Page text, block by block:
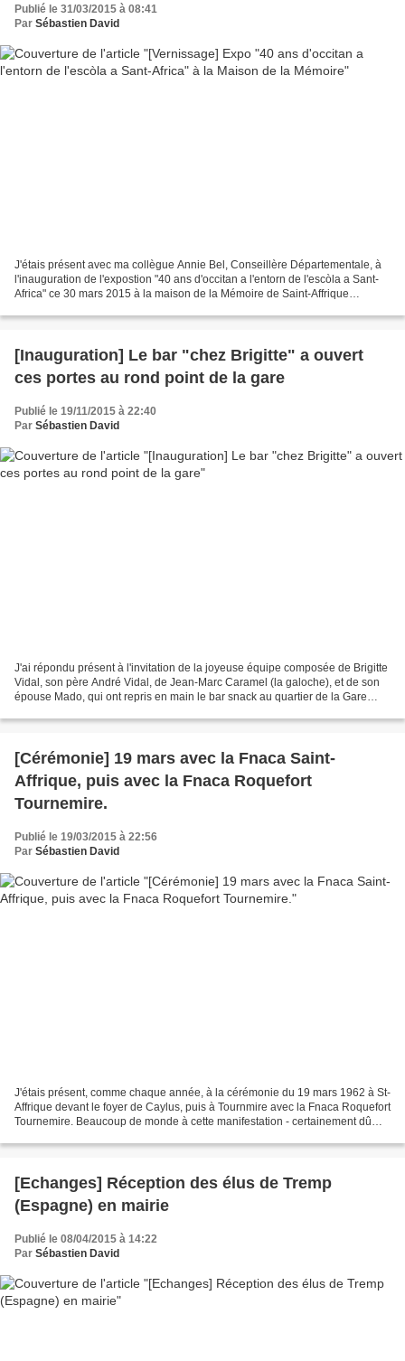
Publié le 31/03/2015 à 08:41
Par Sébastien David
J'étais présent avec ma collègue Annie Bel, Conseillère Départementale, à
l'inauguration de l'expostion "40 ans d'occitan a l'entorn de l'escòla a Sant-
Africa" ce 30 mars 2015 à la maison de la Mémoire de Saint-Affrique
[Inauguration] Le bar "chez Brigitte" a ouvert
ces portes au rond point de la gare
Publié le 19/11/2015 à 22:40
Par Sébastien David
J'ai répondu présent à l'invitation de la joyeuse équipe composée de Brigitte
Vidal, son père André Vidal, de Jean-Marc Caramel (la galoche), et de son
épouse Mado, qui ont repris en main le bar snack au quartier de la Gare
[Cérémonie] 19 mars avec la Fnaca Saint-
Affrique, puis avec la Fnaca Roquefort
Tournemire.
Publié le 19/03/2015 à 22:56
Par Sébastien David
J'étais présent, comme chaque année, à la cérémonie du 19 mars 1962 à St-
Affrique devant le foyer de Caylus, puis à Tournmire avec la Fnaca Roquefort
Tournemire. Beaucoup de monde à cette manifestation - certainement dû
[Echanges] Réception des élus de Tremp
(Espagne) en mairie
Publié le 08/04/2015 à 14:22
Par Sébastien David